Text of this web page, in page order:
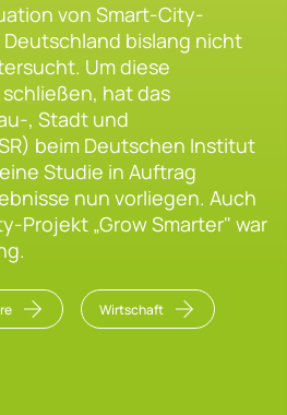
von Smart-City-
bislang nicht
Um diese
hat das
, Stadt und
beim Deutschen Institut
Studie in Auftrag
nun vorliegen. Auch
Projekt „Grow Smarter" war
Wirtschaft